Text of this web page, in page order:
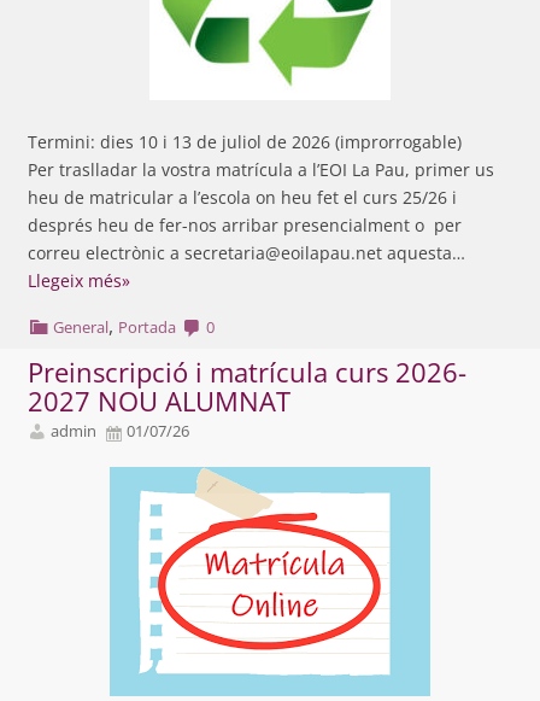
Termini: dies 10 i 13 de juliol de 2026 (improrrogable)
Per traslladar la vostra matrícula a l’EOI La Pau, primer us
heu de matricular a l’escola on heu fet el curs 25/26 i
després heu de fer-nos arribar presencialment o per
correu electrònic a secretaria@eoilapau.net aquesta…
Llegeix més»
General, Portada 0
Preinscripció i matrícula curs 2026-
2027 NOU ALUMNAT
admin 01/07/26